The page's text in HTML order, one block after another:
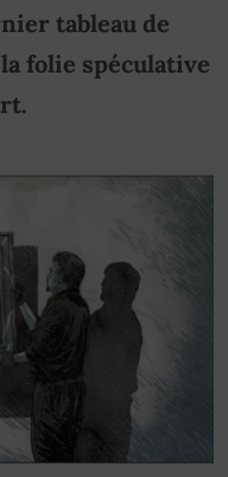
tableau de
folie spéculative